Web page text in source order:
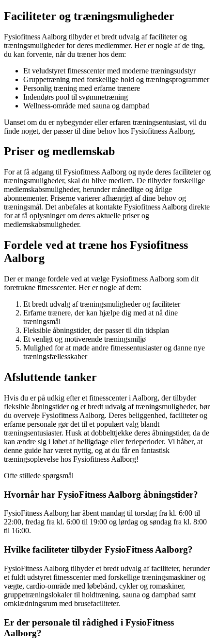
Faciliteter og træningsmuligheder
Fysiofitness Aalborg tilbyder et bredt udvalg af faciliteter og
træningsmuligheder for deres medlemmer. Her er nogle af de ting,
du kan forvente, når du træner hos dem:
Et veludstyret fitnesscenter med moderne træningsudstyr
Gruppetræning med forskellige hold og træningsprogrammer
Personlig træning med erfarne trænere
Indendørs pool til svømmetræning
Wellness-område med sauna og dampbad
Uanset om du er nybegynder eller erfaren træningsentusiast, vil du
finde noget, der passer til dine behov hos Fysiofitness Aalborg.
Priser og medlemskab
For at få adgang til Fysiofitness Aalborg og nyde deres faciliteter og
træningsmuligheder, skal du blive medlem. De tilbyder forskellige
medlemskabsmuligheder, herunder månedlige og årlige
abonnementer. Priserne varierer afhængigt af dine behov og
træningsmål. Det anbefales at kontakte Fysiofitness Aalborg direkte
for at få oplysninger om deres aktuelle priser og
medlemskabsmuligheder.
Fordele ved at træne hos Fysiofitness
Aalborg
Der er mange fordele ved at vælge Fysiofitness Aalborg som dit
foretrukne fitnesscenter. Her er nogle af dem:
Et bredt udvalg af træningsmuligheder og faciliteter
Erfarne trænere, der kan hjælpe dig med at nå dine
træningsmål
Fleksible åbningstider, der passer til din tidsplan
Et venligt og motiverende træningsmiljø
Mulighed for at møde andre fitnessentusiaster og danne nye
træningsfællesskaber
Afsluttende tanker
Hvis du er på udkig efter et fitnesscenter i Aalborg, der tilbyder
fleksible åbningstider og et bredt udvalg af træningsmuligheder, bør
du overveje Fysiofitness Aalborg. Deres beliggenhed, faciliteter og
erfarne personale gør det til et populært valg blandt
træningsentusiaster. Husk at dobbelttjekke deres åbningstider, da de
kan ændre sig i løbet af helligdage eller ferieperioder. Vi håber, at
denne guide har været nyttig, og at du får en fantastisk
træningsoplevelse hos Fysiofitness Aalborg!
Ofte stillede spørgsmål
Hvornår har FysioFitness Aalborg åbningstider?
FysioFitness Aalborg har åbent mandag til torsdag fra kl. 6:00 til
22:00, fredag fra kl. 6:00 til 19:00 og lørdag og søndag fra kl. 8:00
til 16:00.
Hvilke faciliteter tilbyder FysioFitness Aalborg?
FysioFitness Aalborg tilbyder et bredt udvalg af faciliteter, herunder
et fuldt udstyret fitnesscenter med forskellige træningsmaskiner og
vægte, cardio-område med løbebånd, cykler og romaskiner,
gruppetræningslokaler til holdtræning, sauna og dampbad samt
omklædningsrum med brusefaciliteter.
Er der personale til rådighed i FysioFitness
Aalborg?